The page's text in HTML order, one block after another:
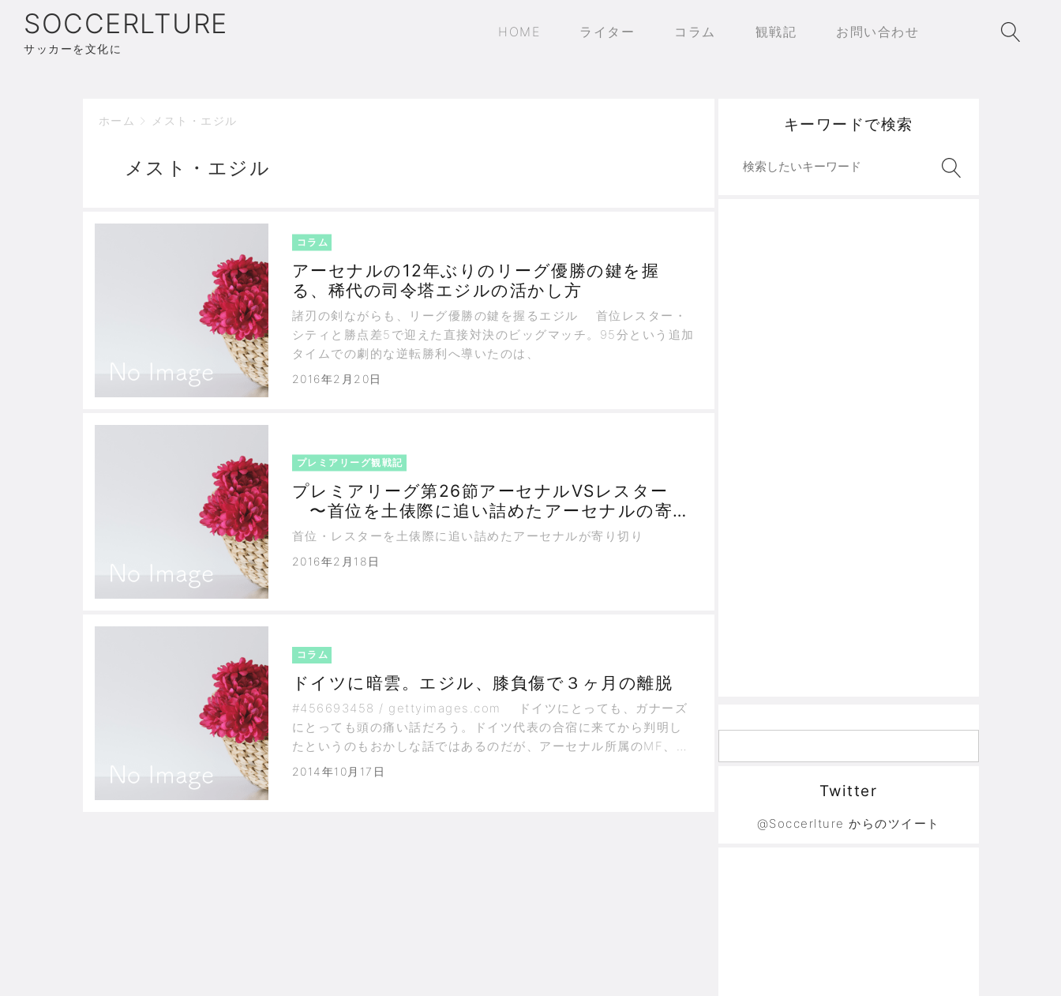
SOCCERLTURE
サッカーを文化に
HOME ライター コラム 観戦記 お問い合わせ
ホーム メスト・エジル
メスト・エジル
コラム
アーセナルの12年ぶりのリーグ優勝の鍵を握
る、稀代の司令塔エジルの活かし方
諸刃の剣ながらも、リーグ優勝の鍵を握るエジル 首位レスター・
シティと勝点差5で迎えた直接対決のビッグマッチ。95分という追加
タイムでの劇的な逆転勝利へ導いたのは、
2016年2月20日
プレミアリーグ観戦記
プレミアリーグ第26節アーセナルVSレスター
〜首位を土俵際に追い詰めたアーセナルの寄り
切り勝ち
首位・レスターを土俵際に追い詰めたアーセナルが寄り切り
2016年2月18日
コラム
ドイツに暗雲。エジル、膝負傷で３ヶ月の離脱
#456693458 / gettyimages.com ドイツにとっても、ガナーズ
にとっても頭の痛い話だろう。ドイツ代表の合宿に来てから判明し
たというのもおかしな話ではあるのだが、アーセナル所属のMF、メ
スト・エジル…
2014年10月17日
キーワードで検索
Twitter
@Soccerlture からのツイート